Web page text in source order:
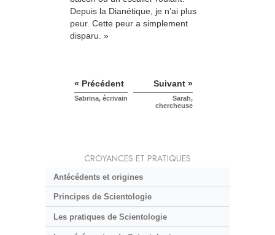
Depuis la Dianétique, je n’ai plus
peur. Cette peur a simplement
disparu. »
« Précédent
Sabrina, écrivain
Suivant »
Sarah,
chercheuse
CROYANCES ET PRATIQUES
Antécédents et origines
Principes de Scientologie
Les pratiques de Scientologie